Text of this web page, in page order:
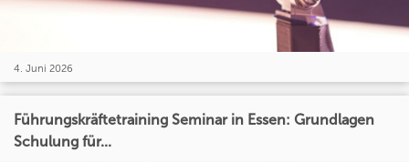
4. Juni 2026
Führungskräftetraining Seminar in Essen: Grundlagen
Schulung für...